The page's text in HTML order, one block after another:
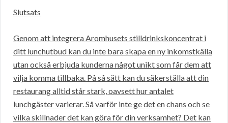
Slutsats
Genom att integrera Aromhusets stilldrinkskoncentrat i
ditt lunchutbud kan du inte bara skapa en ny inkomstkälla
utan också erbjuda kunderna något unikt som får dem att
vilja komma tillbaka. På så sätt kan du säkerställa att din
restaurang alltid står stark, oavsett hur antalet
lunchgäster varierar. Så varför inte ge det en chans och se
vilka skillnader det kan göra för din verksamhet? Det kan